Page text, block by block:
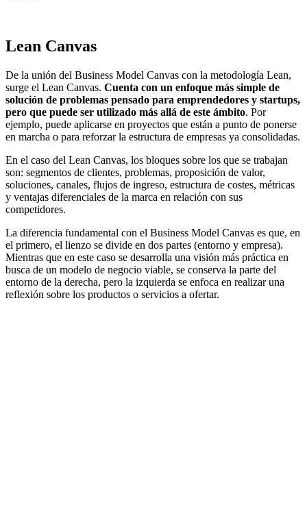
Lean Canvas
De la unión del Business Model Canvas con la metodología Lean,
surge el Lean Canvas. Cuenta con un enfoque más simple de
solución de problemas pensado para emprendedores y startups,
pero que puede ser utilizado más allá de este ámbito. Por
ejemplo, puede aplicarse en proyectos que están a punto de ponerse
en marcha o para reforzar la estructura de empresas ya consolidadas.
En el caso del Lean Canvas, los bloques sobre los que se trabajan
son: segmentos de clientes, problemas, proposición de valor,
soluciones, canales, flujos de ingreso, estructura de costes, métricas
y ventajas diferenciales de la marca en relación con sus
competidores.
La diferencia fundamental con el Business Model Canvas es que, en
el primero, el lienzo se divide en dos partes (entorno y empresa).
Mientras que en este caso se desarrolla una visión más práctica en
busca de un modelo de negocio viable, se conserva la parte del
entorno de la derecha, pero la izquierda se enfoca en realizar una
reflexión sobre los productos o servicios a ofertar.